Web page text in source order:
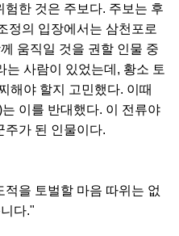
한 것은 주보다. 주보는 후
정의 입장에서는 삼천포로
움직일 것을 권할 인물 중
는 사람이 있었는데, 황소 토
해야 할지 고민했다. 이때
이를 반대했다. 이 전류야
주가 된 인물이다.
을 토벌할 마음 따위는 없
다."